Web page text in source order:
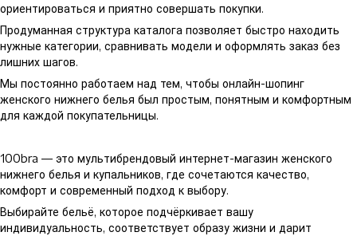
ориентироваться и приятно совершать покупки.
Продуманная структура каталога позволяет быстро находить
нужные категории, сравнивать модели и оформлять заказ без
лишних шагов.
Мы постоянно работаем над тем, чтобы онлайн-шопинг
женского нижнего белья был простым, понятным и комфортным
для каждой покупательницы.
100bra — это мультибрендовый интернет-магазин женского
нижнего белья и купальников, где сочетаются качество,
комфорт и современный подход к выбору.
Выбирайте бельё, которое подчёркивает вашу
индивидуальность, соответствует образу жизни и дарит